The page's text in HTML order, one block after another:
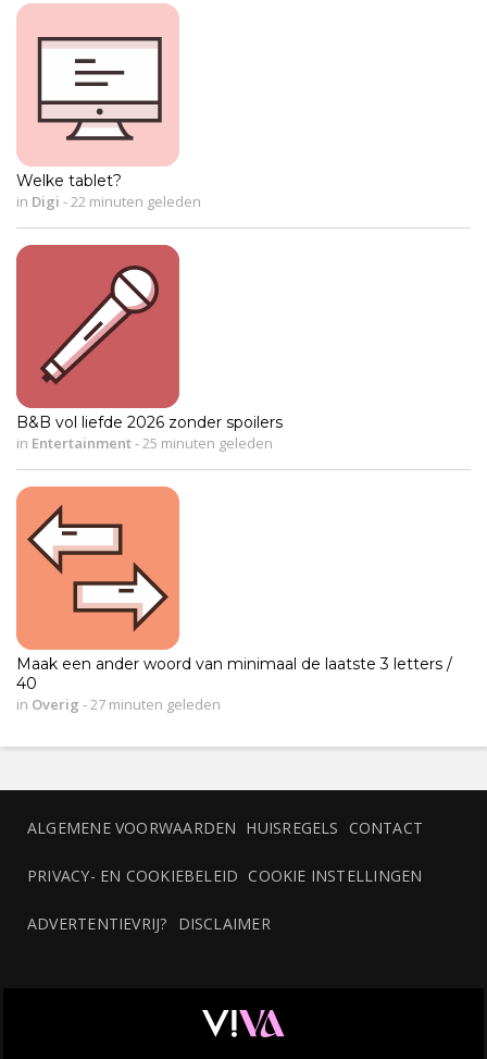
Welke tablet?
in Digi -22 minuten geleden
B&B vol liefde 2026 zonder spoilers
in Entertainment-25 minuten geleden
Maak een ander woord van minimaal de laatste 3 letters /
40
in Overig -27 minuten geleden
ALGEMENE VOORWAARDEN HUISREGELS CONTACT
PRIVACY- EN COOKIEBELEID COOKIE INSTELLINGEN
ADVERTENTIEVRIJ? DISCLAIMER